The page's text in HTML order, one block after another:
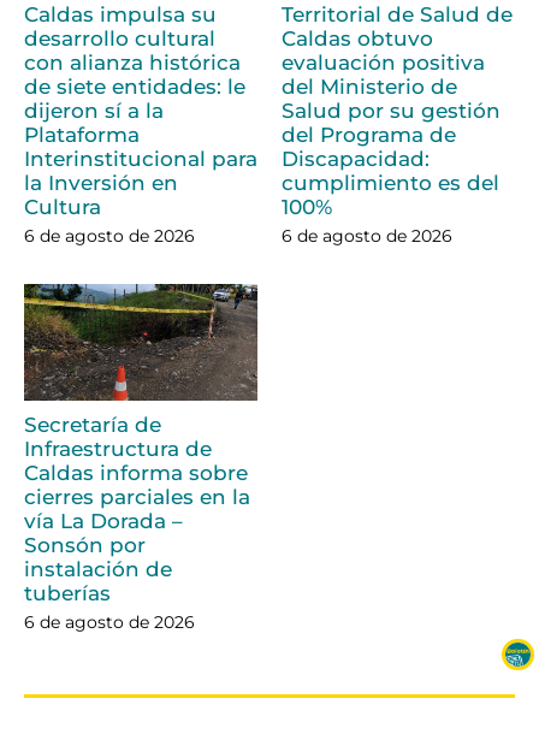
Caldas impulsa su
desarrollo cultural
con alianza histórica
de siete entidades: le
dijeron sí a la
Plataforma
Interinstitucional para
la Inversión en
Cultura
6 de agosto de 2026
Territorial de Salud de
Caldas obtuvo
evaluación positiva
del Ministerio de
Salud por su gestión
del Programa de
Discapacidad:
cumplimiento es del
100%
6 de agosto de 2026
Secretaría de
Infraestructura de
Caldas informa sobre
cierres parciales en la
vía La Dorada –
Sonsón por
instalación de
tuberías
6 de agosto de 2026